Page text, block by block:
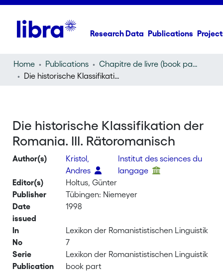
Research Data Publications
Home Publications
Chapitre de livre (book part)
Die historische Klassifikation der Romania. III. Rätoromanisch
Die historische Klassifikation der
Romania. III. Rätoromanisch
Author(s)
Kristol,
Andres
Institut des sciences du
langage
Editor(s)
Holtus, Günter
Publisher
Tübingen: Niemeyer
Date
issued
1998
In
Lexikon der Romanististischen Linguistik
No
7
Serie
Lexikon der Romanististischen Linguistik
Publication
book part